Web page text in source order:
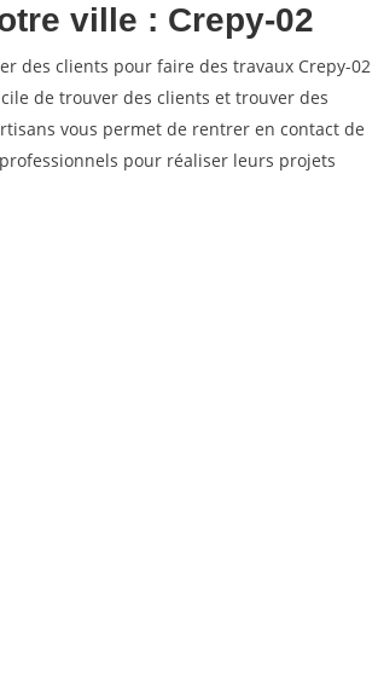
ville : Crepy-02
des clients pour faire des travaux Crepy-02
de trouver des clients et trouver des
vous permet de rentrer en contact de
pour réaliser leurs projets